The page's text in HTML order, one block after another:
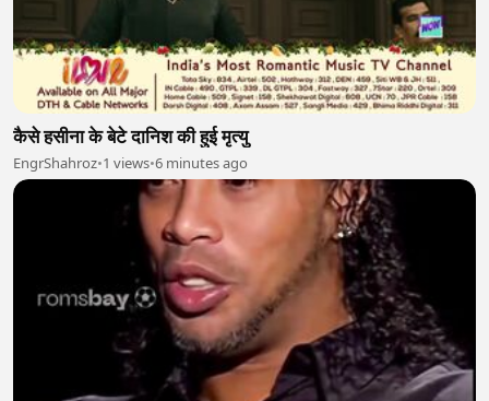
कैसे हसीना के बेटे दानिश की हुई मृत्यु
EngrShahroz•1 views•6 minutes ago